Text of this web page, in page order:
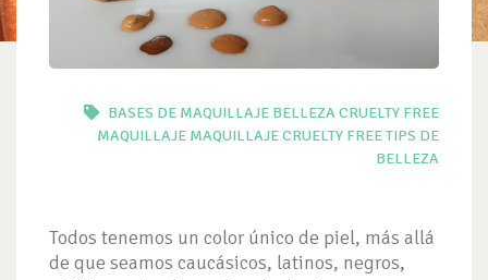
BASES DE MAQUILLAJE BELLEZA CRUELTY FREE
MAQUILLAJE MAQUILLAJE CRUELTY FREETIPS DE
BELLEZA
Todos tenemos un color único de piel, más allá
de que seamos caucásicos, latinos, negros,